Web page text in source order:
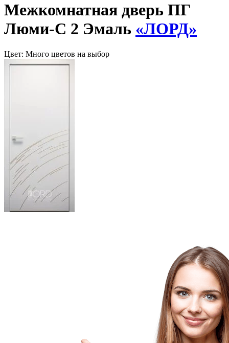
Межкомнатная дверь ПГ
Люми-С 2 Эмаль «ЛОРД»
Цвет: Много цветов на выбор